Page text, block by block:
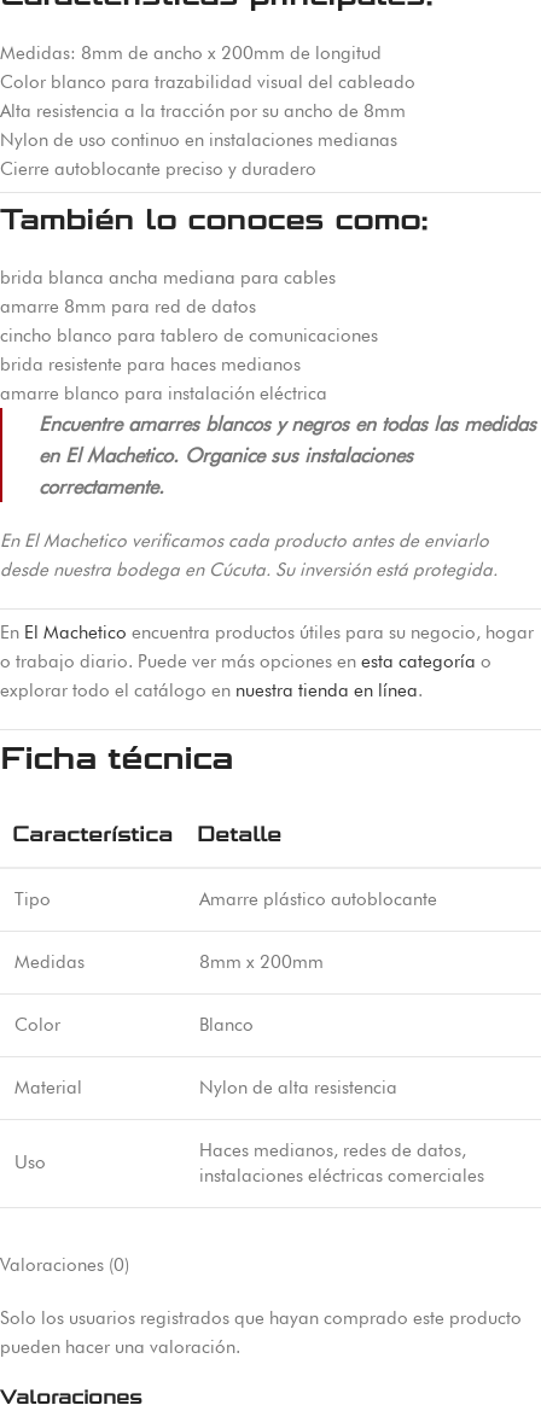
Medidas: 8mm de ancho x 200mm de longitud
Color blanco para trazabilidad visual del cableado
Alta resistencia a la tracción por su ancho de 8mm
Nylon de uso continuo en instalaciones medianas
Cierre autoblocante preciso y duradero
También lo conoces como:
brida blanca ancha mediana para cables
amarre 8mm para red de datos
cincho blanco para tablero de comunicaciones
brida resistente para haces medianos
amarre blanco para instalación eléctrica
Encuentre amarres blancos y negros en todas las medidas
en El Machetico. Organice sus instalaciones
correctamente.
En El Machetico verificamos cada producto antes de enviarlo
desde nuestra bodega en Cúcuta. Su inversión está protegida.
En El Machetico encuentra productos útiles para su negocio, hogar
o trabajo diario. Puede ver más opciones en esta categoría o
explorar todo el catálogo en nuestra tienda en línea.
Ficha técnica
Característica Detalle
Tipo Amarre plástico autoblocante
Medidas 8mm x 200mm
Color Blanco
Material Nylon de alta resistencia
Uso
Haces medianos, redes de datos,
instalaciones eléctricas comerciales
Valoraciones (0)
Valoraciones
Solo los usuarios registrados que hayan comprado este producto
pueden hacer una valoración.